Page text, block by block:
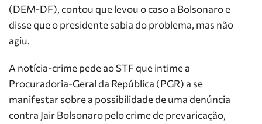
(DEM-DF), contou que levou o caso a Bolsonaro e
disse que o presidente sabia do problema, mas não
agiu.
A notícia-crime pede ao STF que intime a
Procuradoria-Geral da República (PGR) a se
manifestar sobre a possibilidade de uma denúncia
contra Jair Bolsonaro pelo crime de prevaricação,